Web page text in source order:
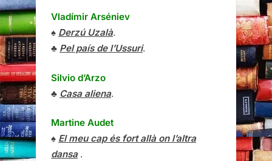
Vladímir Arséniev
♠ Derzú Uzalà.
♣ Pel país de l’Ussuri.
Silvio d’Arzo
♣ Casa aliena.
Martine Audet
♠ El meu cap és fort allà on l’altra
dansa.